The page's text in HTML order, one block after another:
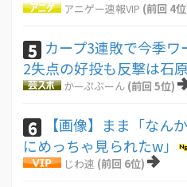
アニゲー速報VIP (前回 4
5 カープ3連敗で今季
2失点の好投も反撃は石
かーぷぶーん (前回 5位)
6
【画像】まま「なん
にめっちゃ見られたw」
じわ速 (前回 6位)